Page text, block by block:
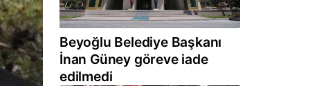
Beyoğlu Belediye Başkanı
İnan Güney göreve iade
edilmedi